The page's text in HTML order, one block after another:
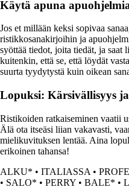
Käytä apuna
Jos et millään keksi sopivaa
ristikkosanakirjoihin ja
syöttää tiedot, joita tiedät, ja saat
kuitenkin, että se, että löydät
suurta tyydytystä kuin oikean
Lopuksi: Kärsivällisyys
Ristikoiden ratkaiseminen vaatii
Älä ota itseäsi liian vakavasti,
mielikuvituksen lentää. Aina
erikoinen tahansa!
ALKU* • ITALIASSA •
• SALO* • PERRY • BALE* •